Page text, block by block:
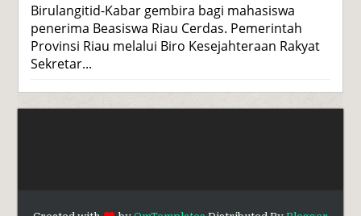
Birulangitid-Kabar gembira bagi mahasiswa
penerima Beasiswa Riau Cerdas. Pemerintah
Provinsi Riau melalui Biro Kesejahteraan Rakyat
Sekretar...